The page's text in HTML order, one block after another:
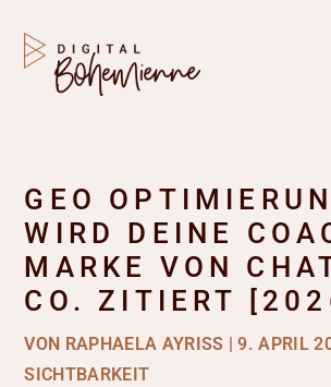
GEO
WIRD DEINE
MARKE VON
CO. ZITIERT
VON RAPHAELA AYRISS |9. APRIL
SICHTBARKEIT